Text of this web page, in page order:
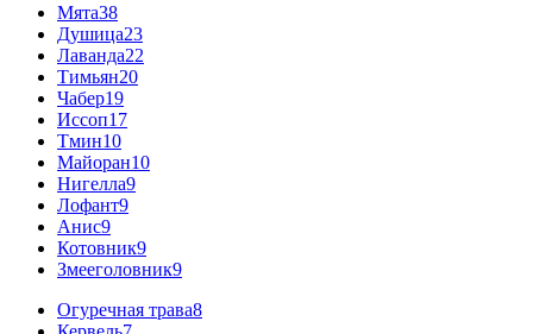
Мята38
Душица23
Лаванда22
Тимьян20
Чабер19
Иссоп17
Тмин10
Майоран10
Нигелла9
Лофант9
Анис9
Котовник9
Змееголовник9
Огуречная трава8